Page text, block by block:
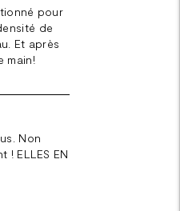
pour
de
Et après
main!
Non
ELLES EN